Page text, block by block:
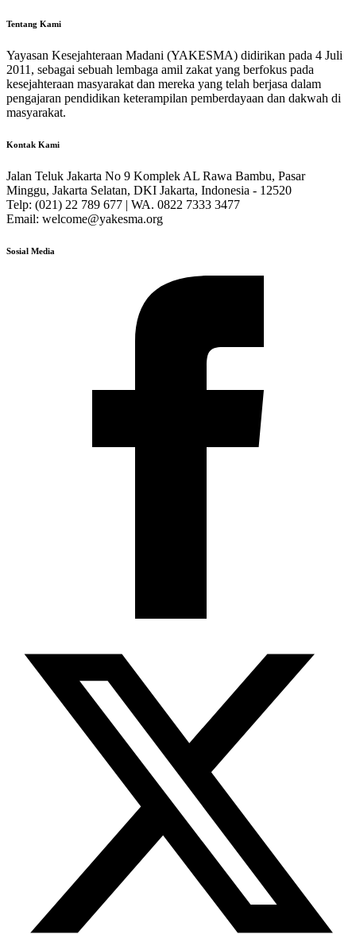
Tentang Kami
Yayasan Kesejahteraan Madani (YAKESMA) didirikan pada 4 Juli
2011, sebagai sebuah lembaga amil zakat yang berfokus pada
kesejahteraan masyarakat dan mereka yang telah berjasa dalam
pengajaran pendidikan keterampilan pemberdayaan dan dakwah di
masyarakat.
Kontak Kami
Jalan Teluk Jakarta No 9 Komplek AL Rawa Bambu, Pasar
Minggu, Jakarta Selatan, DKI Jakarta, Indonesia - 12520
Telp: (021) 22 789 677 | WA. 0822 7333 3477
Email: welcome@yakesma.org
Sosial Media